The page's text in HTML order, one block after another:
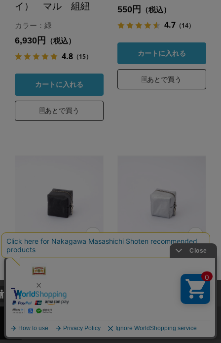
イ） マル 組紐
カラー：緑
6,930円 （税込）
4.8（15）
カートに入れる
あとで買う
550円 （税込）
4.7（14）
カートに入れる
あとで買う
コ・袋物 サイコ
ロ 和紙顔料
カラー：黒
3,300円（税込）
5.0（1）
コ・袋物 サイコ
5.0（1）
当サイトでは、当サイト内における閲覧履歴・属性情報などの取得およ
び利便性向上のためにクッキー（Cookie）を使用いたします。詳細に
関しては「プライバシーポリシー
承諾する